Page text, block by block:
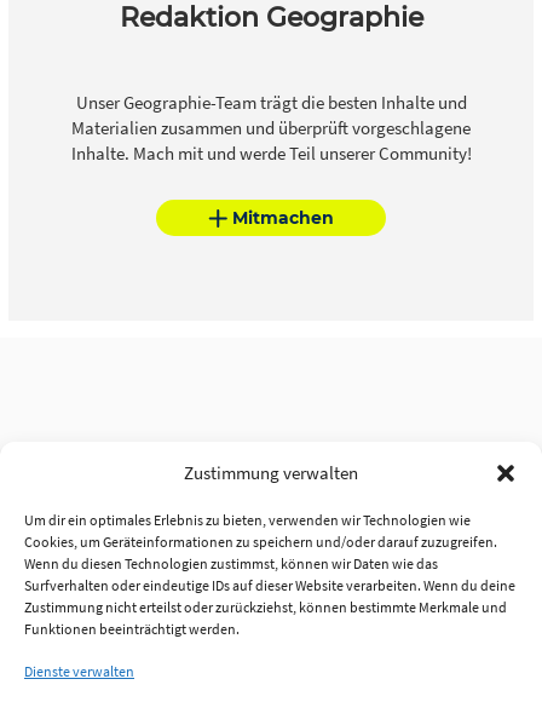
Zustimmung verwalten
Um dir ein optimales Erlebnis zu bieten, verwenden wir Technologien wie
Cookies, um Geräteinformationen zu speichern und/oder darauf zuzugreifen.
Wenn du diesen Technologien zustimmst, können wir Daten wie das
Surfverhalten oder eindeutige IDs auf dieser Website verarbeiten. Wenn du deine
Zustimmung nicht erteilst oder zurückziehst, können bestimmte Merkmale und
Funktionen beeinträchtigt werden.
Dienste verwalten
Redaktion Geographie
Unser Geographie-Team trägt die besten Inhalte und
Materialien zusammen und überprüft vorgeschlagene
Inhalte. Mach mit und werde Teil unserer Community!
Mitmachen